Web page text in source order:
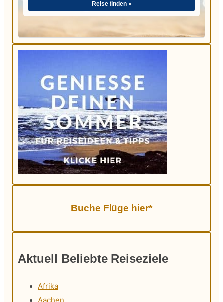
Reise finden »
Buche Flüge hier*
Aktuell Beliebte Reiseziele
Afrika
Aachen